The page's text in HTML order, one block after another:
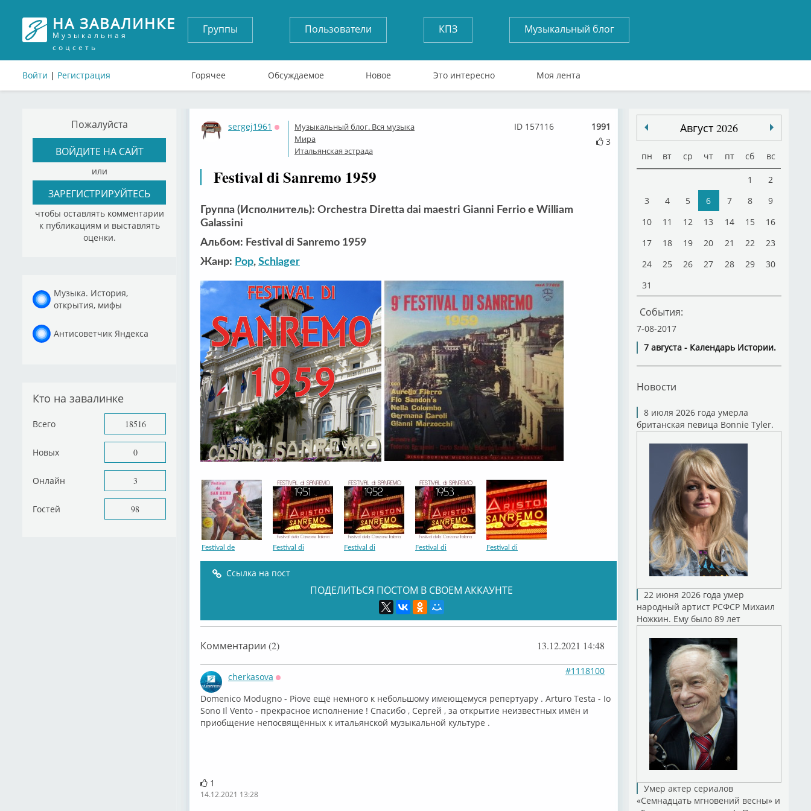
НА ЗАВАЛИНКЕ
Музыкальная
соцсеть
Войти | Регистрация
Группы Пользователи КПЗ Музыкальный блог
Горячее Обсуждаемое Новое Это интересно Моя лента
Пожалуйста
ВОЙДИТЕ НА САЙТ
или
ЗАРЕГИСТРИРУЙТЕСЬ
чтобы оставлять комментарии
к публикациям и выставлять
оценки.
Музыка. История,
открытия, мифы
Антисоветчик Яндекса
Кто на завалинке
Всего 18516
Новых 0
Онлайн 3
Гостей 98
sergej1961
Оффлайн
Музыкальный блог. Вся музыка
Мира
Итальянская эстрада
1991
3
ID 157116
Festival di Sanremo 1959
Группа (Исполнитель): Orchestra Diretta dai maestri Gianni Ferrio e William
Galassini
Альбом: Festival di Sanremo 1959
Жанр: Pop, Schlager
Festival de Festival di Festival di Festival di Festival di
Ссылка на пост
ПОДЕЛИТЬСЯ ПОСТОМ В СВОЕМ АККАУНТЕ
Комментарии (2) 13.12.2021 14:48
cherkasova
#1118100
⁣Domenico Modugno - Piove ещё немного к небольшому имеющемуся репертуару . ⁣Arturo Testa - Io
Sono Il Vento - прекрасное исполнение ! Спасибо , Сергей , за открытие неизвестных имён и
приобщение непосвящённых к итальянской музыкальной культуре . ⁣
1
14.12.2021 13:28
Август 2026
пн вт ср чт пт сб вс
1
2
3
4 5 6 7 8
9
10
11 12 13 14 15
16
17
18 19 20 21 22
23
24
25 26 27 28 29
30
31
События:
7-08-2017
7 августа - Календарь Истории.
Новости
8 июля 2026 года умерла
британская певица Bonnie Tyler.
22 июня 2026 года умер
народный артист РСФСР Михаил
Ножкин. Ему было 89 лет
Умер актер сериалов
«Семнадцать мгновений весны» и